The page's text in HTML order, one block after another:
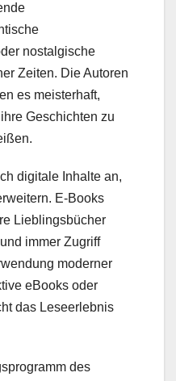
nostalgische
Zeiten. Die Autoren
es meisterhaft,
Geschichten zu
digitale Inhalte an,
E-Books
Lieblingsbücher
immer Zugriff
moderner
eBooks oder
das Leseerlebnis
des